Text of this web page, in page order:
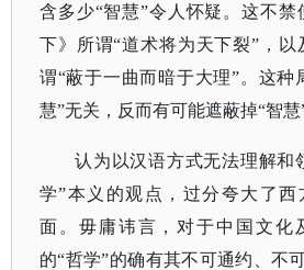
含多少“智慧”令人怀疑。这不禁
下》
所谓“道术将为天下裂”，以
谓“蔽于一曲而暗于大理”。这种
慧”无关，反而有可能遮蔽掉“智慧”
认为以汉语方式无法理解和
学”本义的观点，过分夸大了西
面。毋庸讳言，对于中国文化
的“哲学”的确有其不可通约、不